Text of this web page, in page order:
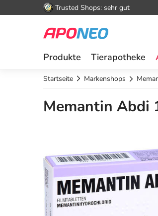
Trusted Shops: sehr gut
Produkte Tierapotheke
Startseite Markenshops
Memantin Abdi